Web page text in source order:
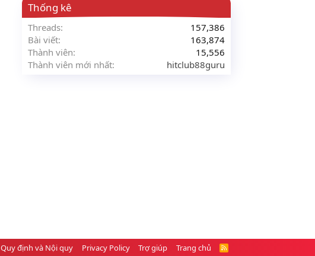
Thống kê
Threads
157,386
Bài viết
163,874
Thành viên
15,556
Thành viên mới nhất
hitclub88guru
Quy định và Nội quy Privacy Policy Trợ giúp Trang chủ
R